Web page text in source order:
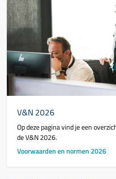
V&N 2026
Op deze pagina vind je een
de V&N 2026.
Voorwaarden en normen 2026